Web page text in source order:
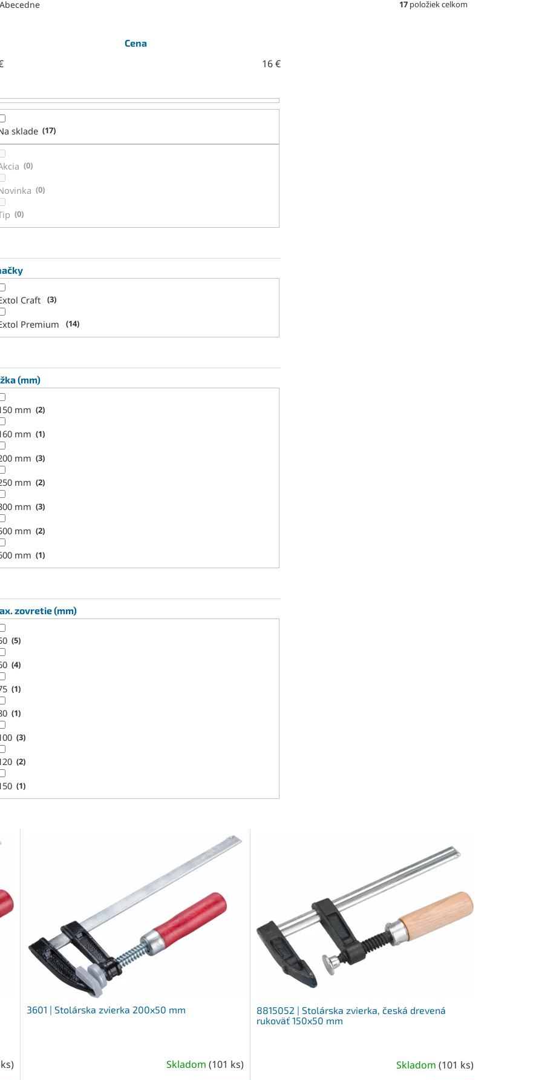
Abecedne 17 položiek celkom
Cena
16€
sklade 17
0
0
0
Craft 3
Premium 14
(mm)
mm 2
mm 1
mm 3
mm 2
mm 3
mm 2
mm 1
zovretie (mm)
5
4
1
1
3
2
1
)
3601 | Stolárska zvierka 200x50 mm
Skladom (101 ks)
8815052 | Stolárska zvierka, česká drevená
rukoväť 150x50 mm
Skladom (101 ks)